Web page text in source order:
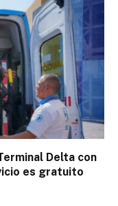
Delta con
es gratuito